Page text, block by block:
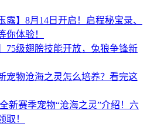
露】8月14日开启！启程秘宝录、
你体验！
75级翅膀技能开放，兔狼争锋新
宠物沧海之灵怎么培养？看完这
新赛季宠物“沧海之灵”介绍！六
取！